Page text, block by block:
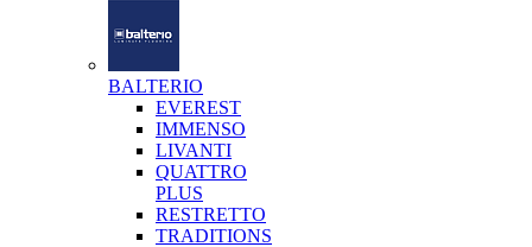
BALTERIO
EVEREST
IMMENSO
LIVANTI
QUATTRO
PLUS
RESTRETTO
TRADITIONS